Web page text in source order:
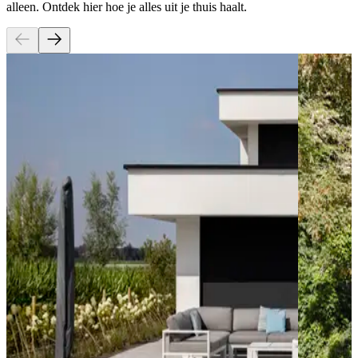
alleen. Ontdek hier hoe je alles uit je thuis haalt.